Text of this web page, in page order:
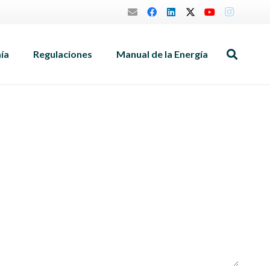
Regulaciones Manual de la Energía